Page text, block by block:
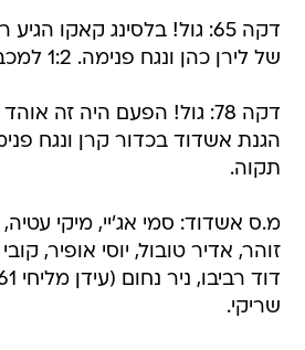
דקה 65: גול! בלסינג קאקו
של לירן כהן ונגח פנימה. 1:2 למכבי פתח תקוה.
דקה 78: גול! הפעם היה זה
תקוה.
מ.ס אשדוד: סמי אג'יי, מיקי
שריקי.